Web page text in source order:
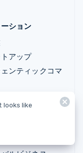
ション
アップ
ンティックコマ
ス
融
looks like